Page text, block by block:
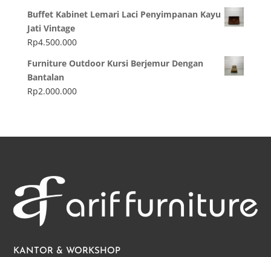
Buffet Kabinet Lemari Laci Penyimpanan Kayu
Jati Vintage
Rp4.500.000
Furniture Outdoor Kursi Berjemur Dengan
Bantalan
Rp2.000.000
KANTOR & WORKSHOP